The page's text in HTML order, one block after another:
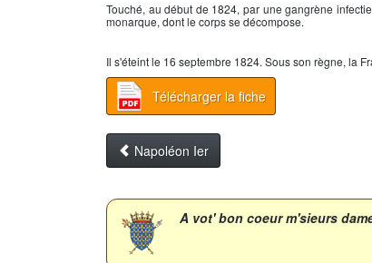
Touché, au début de 1824, par une gangrène
monarque, dont le corps se décompose.
Il s'éteint le 16 septembre 1824. Sous son règne, la
Télécharger la fiche
Napoléon Ier